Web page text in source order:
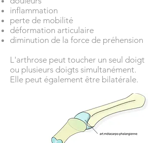
inflammation
perte de mobilité
déformation articulaire
diminution de la force de préhension
L'arthrose peut toucher un seul doigt
ou plusieurs doigts simultanément.
Elle peut également être bilatérale.